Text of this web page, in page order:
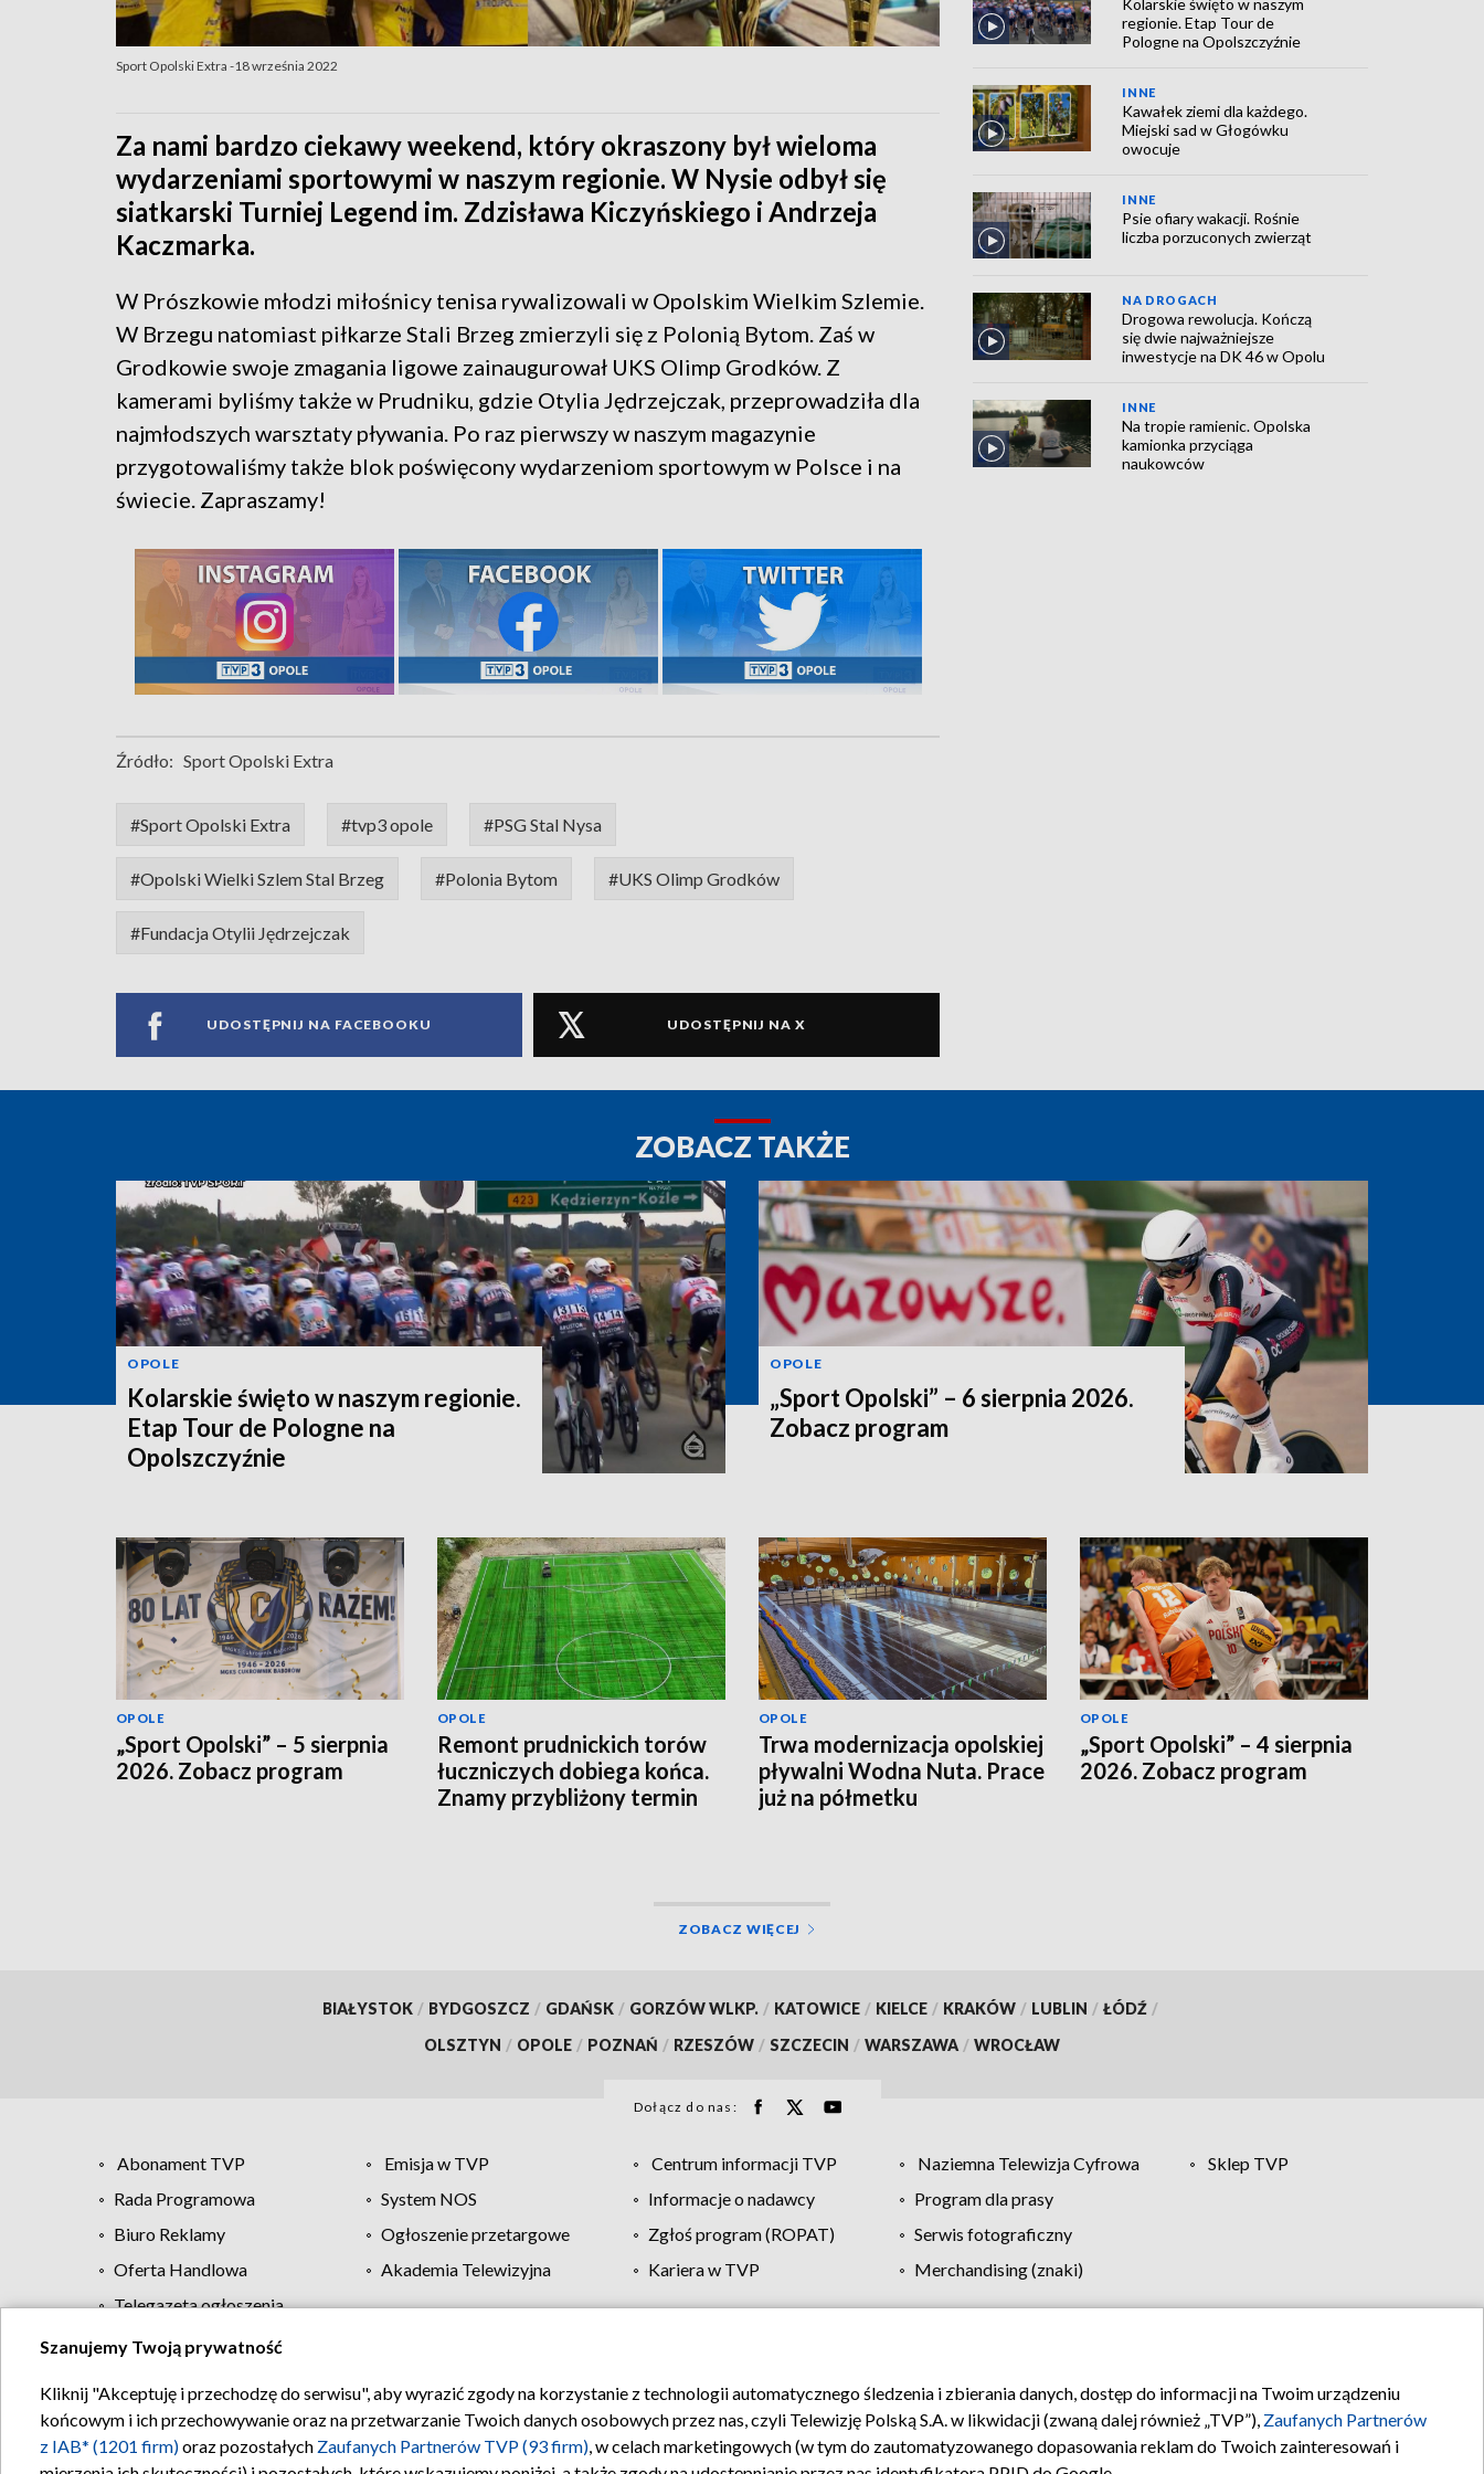
Sport Opolski Extra -18 września 2022
Za nami bardzo ciekawy weekend, który okraszony był wieloma
wydarzeniami sportowymi w naszym regionie. W Nysie odbył się
siatkarski Turniej Legend im. Zdzisława Kiczyńskiego i Andrzeja
Kaczmarka.
W Prószkowie młodzi miłośnicy tenisa rywalizowali w Opolskim Wielkim Szlemie.
W Brzegu natomiast piłkarze Stali Brzeg zmierzyli się z Polonią Bytom. Zaś w
Grodkowie swoje zmagania ligowe zainaugurował UKS Olimp Grodków. Z
kamerami byliśmy także w Prudniku, gdzie Otylia Jędrzejczak, przeprowadziła dla
najmłodszych warsztaty pływania. Po raz pierwszy w naszym magazynie
przygotowaliśmy także blok poświęcony wydarzeniom sportowym w Polsce i na
świecie. Zapraszamy!
Źródło: Sport Opolski Extra
#Sport Opolski Extra #tvp3 opole #PSG Stal Nysa
#Opolski Wielki Szlem Stal Brzeg #Polonia Bytom #UKS Olimp Grodków
#Fundacja Otylii Jędrzejczak
UDOSTĘPNIJ NA FACEBOOKU UDOSTĘPNIJ NA X
regionie. Etap Tour de
Pologne na Opolszczyźnie
INNE
Kawałek ziemi dla każdego.
Miejski sad w Głogówku
owocuje
INNE
Psie ofiary wakacji. Rośnie
liczba porzuconych zwierząt
NA DROGACH
Drogowa rewolucja. Kończą
się dwie najważniejsze
inwestycje na DK 46 w Opolu
INNE
Na tropie ramienic. Opolska
kamionka przyciąga
naukowców
ZOBACZ TAKŻE
OPOLE
Kolarskie święto w naszym regionie.
Etap Tour de Pologne na
Opolszczyźnie
OPOLE
„Sport Opolski” – 6 sierpnia 2026.
Zobacz program
OPOLE
„Sport Opolski” – 5 sierpnia
2026. Zobacz program
OPOLE
Remont prudnickich torów
łuczniczych dobiega końca.
Znamy przybliżony termin
OPOLE
Trwa modernizacja opolskiej
pływalni Wodna Nuta. Prace
już na półmetku
OPOLE
„Sport Opolski” – 4 sierpnia
2026. Zobacz program
ZOBACZ WIĘCEJ
BIAŁYSTOK / BYDGOSZCZ / GDAŃSK / GORZÓW WLKP. / KATOWICE / KIELCE / KRAKÓW / LUBLIN / ŁÓDŹ /
OLSZTYN / OPOLE / POZNAŃ / RZESZÓW / SZCZECIN / WARSZAWA / WROCŁAW
Dołącz do nas:
Abonament TVP Emisja w TVP Centrum informacji TVP Naziemna Telewizja Cyfrowa
Sklep TVP
Rada Programowa
System NOS Informacje o nadawcy
Program dla prasy
Biuro Reklamy
Ogłoszenie przetargowe Zgłoś program (ROPAT)
Serwis fotograficzny
Oferta Handlowa
Akademia Telewizyjna Kariera w TVP
Merchandising (znaki)
Telegazeta ogłoszenia
Regulamin TVP Polityka prywatności Moje zgody Pomoc Biuro reklamy Kontakt
Szanujemy Twoją prywatność
Kliknij "Akceptuję i przechodzę do serwisu", aby wyrazić zgody na korzystanie z technologii automatycznego śledzenia i zbierania danych, dostęp do informacji na Twoim urządzeniu
końcowym i ich przechowywanie oraz na przetwarzanie Twoich danych osobowych przez nas, czyli Telewizję Polską S.A. w likwidacji (zwaną dalej również „TVP”), Zaufanych Partnerów
z IAB* (1201 firm)oraz pozostałych Zaufanych Partnerów TVP (93 firm), w celach marketingowych (w tym do zautomatyzowanego dopasowania reklam do Twoich zainteresowań i